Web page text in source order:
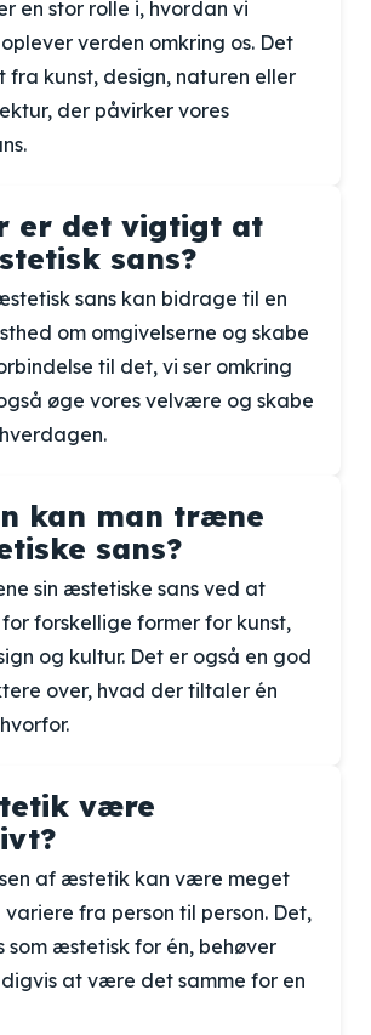
en stor rolle i, hvordan vi
verden omkring os. Det
kunst, design, naturen eller
der påvirker vores
er det vigtigt at
sans?
sans kan bidrage til en
om omgivelserne og skabe
til det, vi ser omkring
øge vores velvære og skabe
kan man træne
sans?
sin æstetiske sans ved at
forskellige former for kunst,
og kultur. Det er også en god
over, hvad der tiltaler én
være
af æstetik kan være meget
fra person til person. Det,
som æstetisk for én, behøver
at være det samme for en